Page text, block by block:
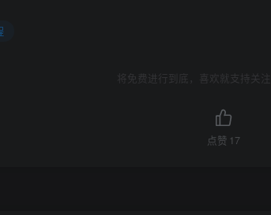
将免费进行到底，喜欢就支持关
点赞 17